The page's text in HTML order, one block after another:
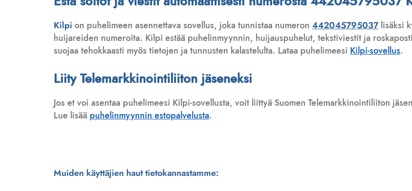
Kilpi on puhelimeen asennettava sovellus, joka tunnistaa numeron 442045795037lisäksi
huijareiden numeroita. Kilpi estää puhelinmyynnin, huijauspuhelut, tekstiviestit ja
suojaa tehokkaasti myös tietojen ja tunnusten kalastelulta. Lataa puhelimeesi Kilpi-sovellus.
Liity Telemarkkinointiliiton jäseneksi
Jos et voi asentaa puhelimeesi Kilpi-sovellusta, voit liittyä Suomen Telemarkkinointiliiton
Lue lisää puhelinmyynnin estopalvelusta.
Muiden käyttäjien haut tietokannastamme: